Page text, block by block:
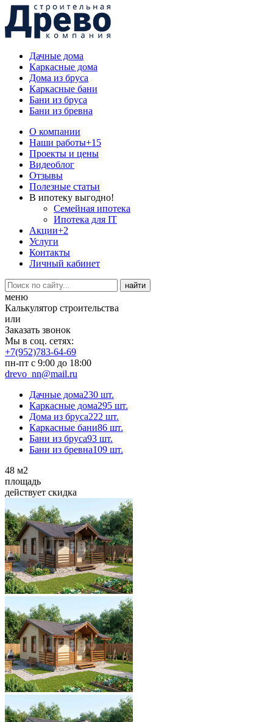
Дачные дома
Каркасные дома
Дома из бруса
Каркасные бани
Бани из бруса
Бани из бревна
О компании
Наши работы+15
Проекты и цены
Видеоблог
Отзывы
Полезные статьи
В ипотеку выгодно!
Семейная ипотека
Ипотека для IT
Акции+2
Услуги
Контакты
Личный кабинет
меню
Калькулятор строительства
или
Заказать звонок
Мы в соц. сетях:
+7(952)783-64-69
пн-пт с 9:00 до 18:00
drevo_nn@mail.ru
Дачные дома230 шт.
Каркасные дома295 шт.
Дома из бруса222 шт.
Каркасные бани86 шт.
Бани из бруса93 шт.
Бани из бревна109 шт.
48 м2
площадь
действует скидка